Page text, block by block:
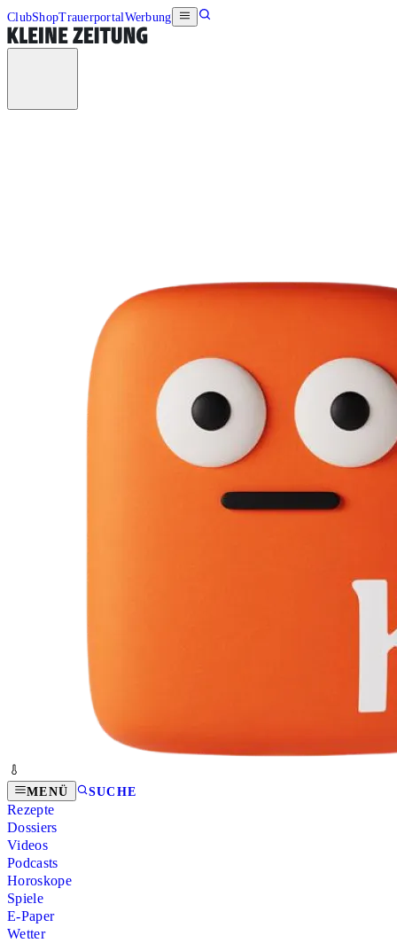
ClubShopTrauerportalWerbung
MENÜ SUCHE
Rezepte
Dossiers
Videos
Podcasts
Horoskope
Spiele
E-Paper
Wetter